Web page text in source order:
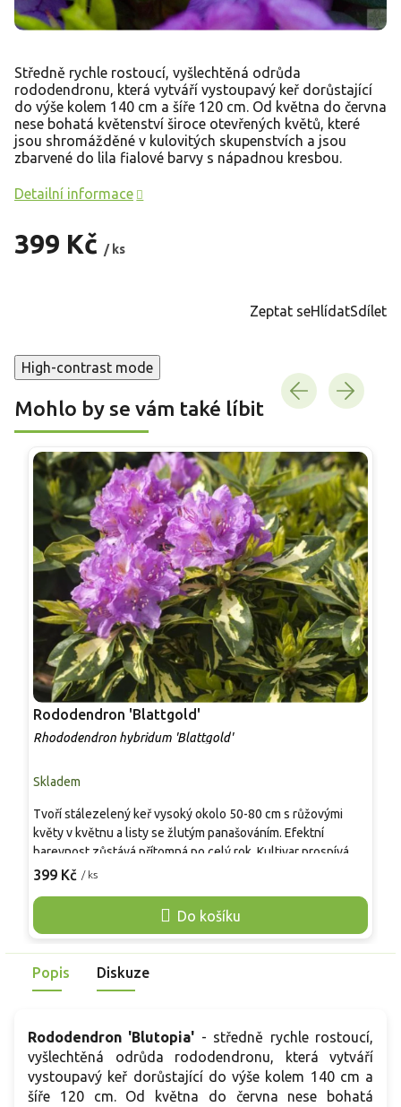
399 Kč / ks
Středně rychle rostoucí, vyšlechtěná odrůda
rododendronu, která vytváří vystoupavý keř dorůstající
do výše kolem 140 cm a šíře 120 cm. Od května do června
nese bohatá květenství široce otevřených květů, které
jsou shromážděné v kulovitých skupenstvích a jsou
zbarvené do lila fialové barvy s nápadnou kresbou.
Detailní informace
Zeptat seHlídatSdílet
High-contrast mode
Mohlo by se vám také líbit
Rododendron 'Blattgold'
Rhododendron hybridum 'Blattgold'
Skladem
399 Kč / ks
Do košíku
Tvoří stálezelený keř vysoký okolo 50-80 cm s růžovými
květy v květnu a listy se žlutým panašováním. Efektní
barevnost zůstává přítomná po celý rok. Kultivar prospívá v
polostínu a v kyselé, organicky bohaté půdě. Je vhodný do
výsadbám, kde poskytuje stabilní barevný prvek.
Popis Diskuze
Rododendron 'Blutopia' - středně rychle rostoucí,
vyšlechtěná odrůda rododendronu, která vytváří
vystoupavý keř dorůstající do výše kolem 140 cm a
šíře 120 cm. Od května do června nese bohatá